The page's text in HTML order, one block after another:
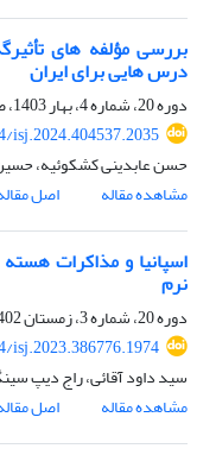
بررسی مؤلفه های
درس هایی برای ایران
دوره 20، شماره 4، بهار 1403، صفحه
isj.2024.404537.2035
حسن عابدینی کشکوئیه،
مشاهده مقاله
اصل
نرم
دوره 20، شماره 3، زمستان 1402، صفحه
isj.2023.386776.1974
سید داود آقائی، راج دیپ
مشاهده مقاله
اصل